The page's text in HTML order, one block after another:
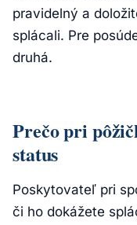
pravidelný a
splácali. Pre
druhá.
Prečo pri
status
Poskytovateľ pri
či ho dokážete